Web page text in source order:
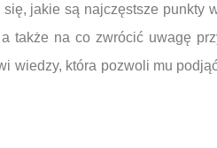
się, jakie są najczęstsze
także na co zwrócić uwagę
wiedzy, która pozwoli mu